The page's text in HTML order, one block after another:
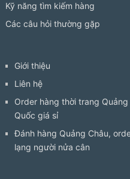
Kỹ năng tìm kiếm hàng
Các câu hỏi thường gặp
Giới thiệu
Liên hệ
Order hàng thời trang Quảng
Quốc giá sỉ
Đánh hàng Quảng Châu,
lạng người nửa cân